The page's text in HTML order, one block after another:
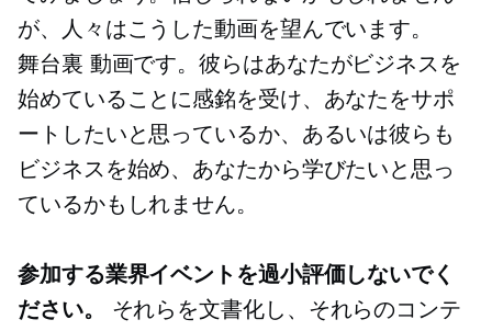
が、人々はこうした動画を望んでいます。
舞台裏 動画です。彼らはあなたがビジネスを
始めていることに感銘を受け、あなたをサポ
ートしたいと思っているか、あるいは彼らも
ビジネスを始め、あなたから学びたいと思っ
ているかもしれません。
参加する業界イベントを過小評価しないでく
ださい。
それらを文書化し、それらのコンテ